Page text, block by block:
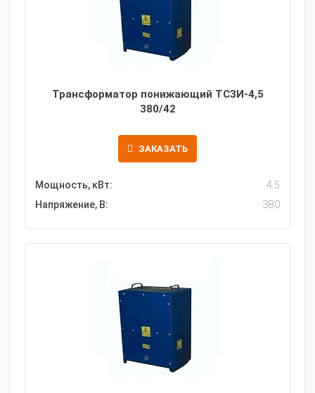
Трансформатор понижающий ТСЗИ-4,5
380/42
ЗАКАЗАТЬ
Мощность, кВт:
4.5
Напряжение, В:
380